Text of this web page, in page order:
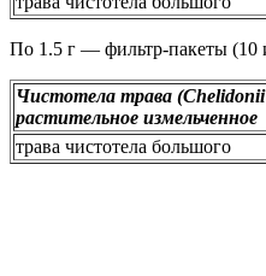
По 1.5 г — фильтр-пакеты
Чистотела трава (Chelidonii
растительное измельченное
трава чистотела большого